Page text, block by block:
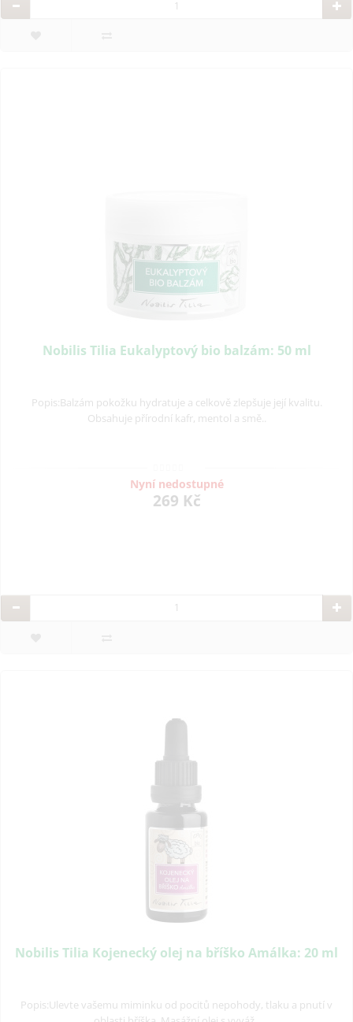
Nobilis Tilia Eukalyptový bio balzám: 50 ml
Popis:Balzám pokožku hydratuje a celkově zlepšuje její kvalitu.
Obsahuje přírodní kafr, mentol a smě..
Nyní nedostupné
269 Kč
Nobilis Tilia Kojenecký olej na bříško Amálka: 20 ml
Popis:Ulevte vašemu miminku od pocitů nepohody, tlaku a pnutí v